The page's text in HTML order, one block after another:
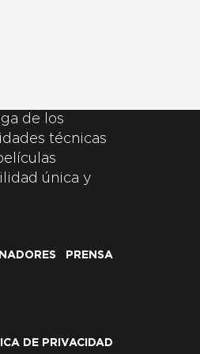
de los
técnicas
única y
PRENSA
DE PRIVACIDAD